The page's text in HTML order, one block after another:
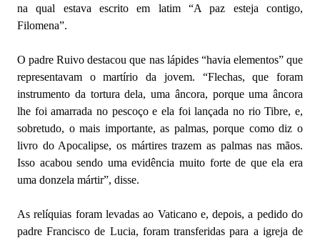
na qual estava escrito em latim “A paz esteja contigo,
Filomena”.
O padre Ruivo destacou que nas lápides “havia elementos” que
representavam o martírio da jovem. “Flechas, que foram
instrumento da tortura dela, uma âncora, porque uma âncora
lhe foi amarrada no pescoço e ela foi lançada no rio Tibre, e,
sobretudo, o mais importante, as palmas, porque como diz o
livro do Apocalipse, os mártires trazem as palmas nas mãos.
Isso acabou sendo uma evidência muito forte de que ela era
uma donzela mártir”, disse.
As relíquias foram levadas ao Vaticano e, depois, a pedido do
padre Francisco de Lucia, foram transferidas para a igreja de